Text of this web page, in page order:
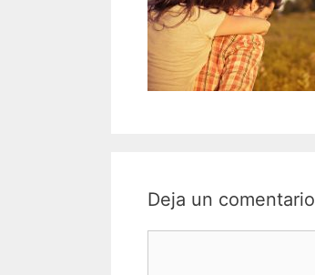
Deja un comentario